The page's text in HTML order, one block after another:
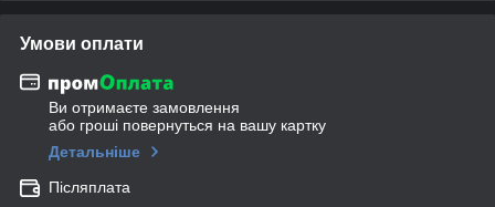
Умови оплати
Ви отримаєте замовлення
або гроші повернуться на вашу картку
Детальніше
Післяплата